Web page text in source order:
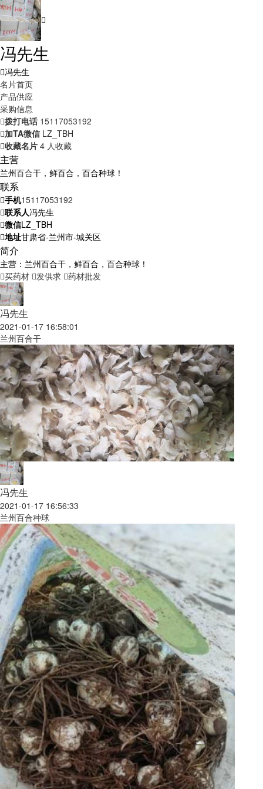
冯先生
冯先生
名片首页
产品供应
采购信息
拨打电话 15117053192
加TA微信 LZ_TBH
收藏名片 4 人收藏
主营
兰州百合干，鲜百合，百合种球！
联系
手机15117053192
联系人冯先生
微信LZ_TBH
地址甘肃省-兰州市-城关区
简介
主营：兰州百合干，鲜百合，百合种球！
买药材 发供求 药材批发
冯先生
2021-01-17 16:58:01
兰州百合干
冯先生
2021-01-17 16:56:33
兰州百合种球